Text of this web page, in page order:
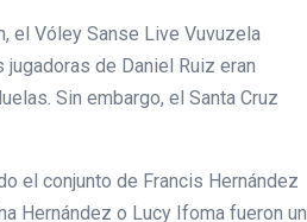
el Vóley Sanse Live Vuvuzela
de Daniel Ruiz eran
Sin embargo, el Santa Cruz
el conjunto de Francis Hernández
Hernández o Lucy Ifoma fueron un